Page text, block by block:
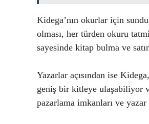
Kidega’nın okurlar için
olması, her türden okuru
sayesinde kitap bulma ve
Yazarlar açısından ise
geniş bir kitleye ulaşabiliyor
pazarlama imkanları ve yazar